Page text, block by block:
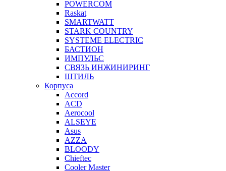
POWERCOM
Raskat
SMARTWATT
STARK COUNTRY
SYSTEME ELECTRIC
БАСТИОН
ИМПУЛЬС
СВЯЗЬ ИНЖИНИРИНГ
ШТИЛЬ
Корпуса
Accord
ACD
Aerocool
ALSEYE
Asus
AZZA
BLOODY
Chieftec
Cooler Master